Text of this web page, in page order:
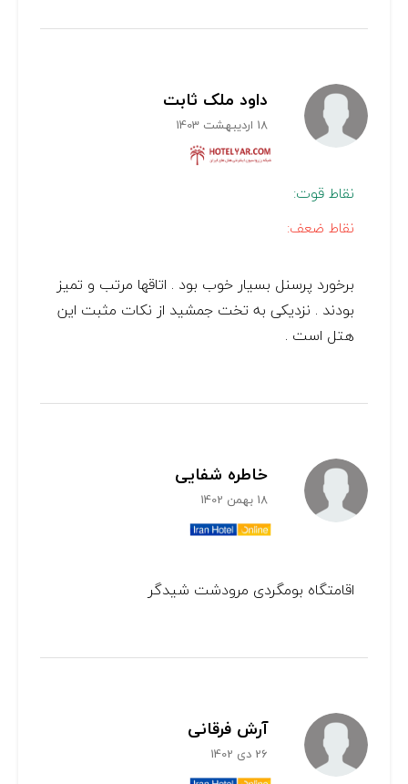
داود ملک ثابت
18 اردیبهشت 1403
نقاط قوت:
نقاط ضعف:
برخورد پرسنل بسیار خوب بود . اتاقها مرتب و تمیز
بودند . نزدیکی به تخت جمشید از نکات مثبت این
هتل است .
خاطره شفایی
18 بهمن 1402
اقامتگاه بومگردی مرودشت شیدگر
آرش فرقانی
26 دی 1402